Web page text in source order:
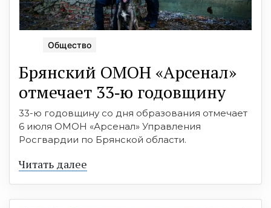
Общество
Брянский ОМОН «Арсенал»
отмечает 33‑ю годовщину
33-ю годовщину со дня образования отмечает
6 июля ОМОН «Арсенал» Управления
Росгвардии по Брянской области.
Читать далее